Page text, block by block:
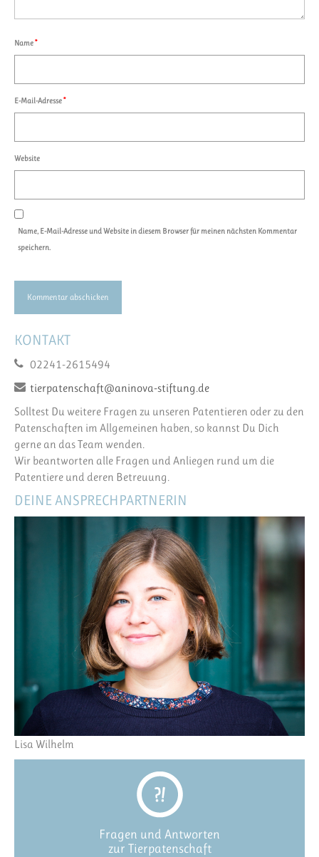
Name*
E-Mail-Adresse*
Website
Name, E-Mail-Adresse und Website in diesem Browser für meinen nächsten Kommentar
speichern.
KONTAKT
02241-2615494
tierpatenschaft@aninova-stiftung.de
Solltest Du weitere Fragen zu unseren Patentieren oder zu den
Patenschaften im Allgemeinen haben, so kannst Du Dich
gerne an das Team wenden.
Wir beantworten alle Fragen und Anliegen rund um die
Patentiere und deren Betreuung.
DEINE ANSPRECHPARTNERIN
Lisa Wilhelm
Fragen und Antworten
zur Tierpatenschaft